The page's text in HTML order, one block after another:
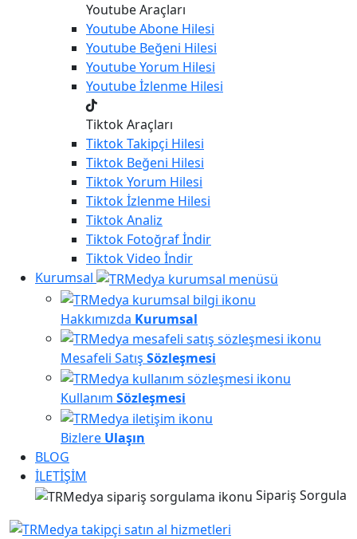
Youtube Araçları
YoutubeAbone Hilesi
Youtube Beğeni Hilesi
YoutubeYorum Hilesi
Youtubeİzlenme Hilesi
Tiktok Araçları
TiktokTakipçi Hilesi
Tiktok Beğeni Hilesi
TiktokYorum Hilesi
Tiktokİzlenme Hilesi
TiktokAnaliz
Tiktok Fotoğraf İndir
TiktokVideo İndir
Kurumsal
Hakkımızda Kurumsal
Mesafeli Satış Sözleşmesi
Kullanım Sözleşmesi
Bizlere Ulaşın
BLOG
İLETİŞİM
Sipariş Sorgula